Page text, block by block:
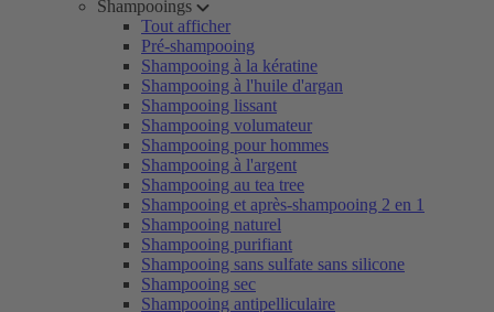
Shampooings
Tout afficher
Pré-shampooing
Shampooing à la kératine
Shampooing à l'huile d'argan
Shampooing lissant
Shampooing volumateur
Shampooing pour hommes
Shampooing à l'argent
Shampooing au tea tree
Shampooing et après-shampooing 2 en 1
Shampooing naturel
Shampooing purifiant
Shampooing sans sulfate sans silicone
Shampooing sec
Shampooing antipelliculaire